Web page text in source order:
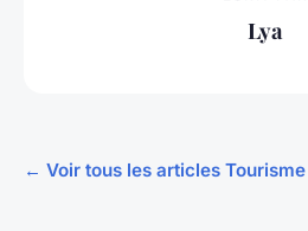
Lya
← Voir tous les articles Tourisme